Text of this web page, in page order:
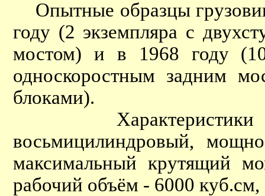
Опытные образцы
году (2 экземпляра с
мостом) и в 1968 году (10
односкоростным задним
блоками).
Характеристики
восьмицилиндровый,
максимальный крутящий
рабочий объём - 6000 куб.см,